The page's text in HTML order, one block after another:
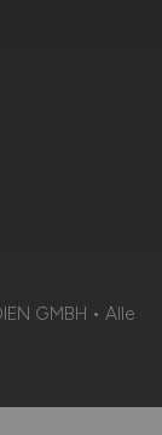
GMBH • Alle